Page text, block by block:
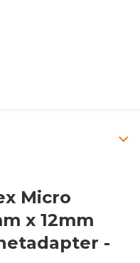
Micro
x 12mm
-